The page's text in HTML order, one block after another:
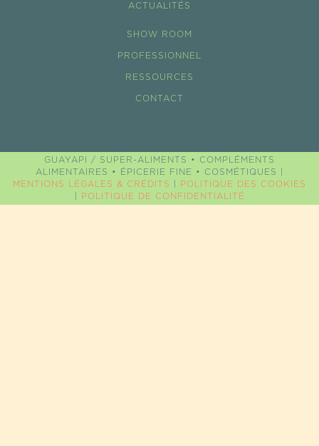
ACTUALITÉS
SHOW ROOM
PROFESSIONNEL
RESSOURCES
CONTACT
GUAYAPI / SUPER-ALIMENTS • COMPLÉMENTS
ALIMENTAIRES • ÉPICERIE FINE • COSMÉTIQUES |
MENTIONS LÉGALES & CRÉDITS
POLITIQUE DES COOKIES
POLITIQUE DE CONFIDENTIALITÉ